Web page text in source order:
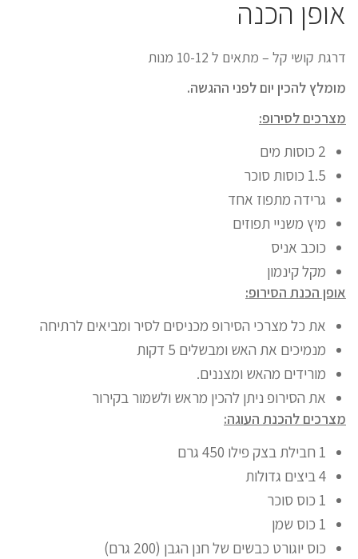
אופן הכנה
דרגת קושי קל – מתאים ל 10-12 מנות
מומלץ להכין יום לפני ההגשה.
מצרכים לסירופ:
2 כוסות מים
1.5 כוסות סוכר
גרידה מתפוז אחד
מיץ משניי תפוזים
כוכב אניס
מקל קינמון
אופן הכנת הסירופ:
את כל מצרכי הסירופ מכניסים לסיר ומביאים לרתיחה
מנמיכים את האש ומבשלים 5 דקות
מורידים מהאש ומצננים.
את הסירופ ניתן להכין מראש ולשמור בקירור
מצרכים להכנת העוגה:
1 חבילת בצק פילו 450 גרם
4 ביצים גדולות
1 כוס סוכר
1 כוס שמן
כוס יוגורט כבשים של חנן הגבן (200 גרם)